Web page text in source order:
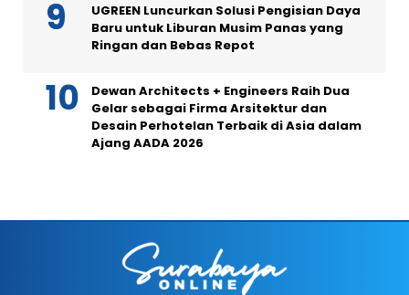
UGREEN Luncurkan Solusi Pengisian Daya
Baru untuk Liburan Musim Panas yang
Ringan dan Bebas Repot
Dewan Architects + Engineers Raih Dua
Gelar sebagai Firma Arsitektur dan
Desain Perhotelan Terbaik di Asia dalam
Ajang AADA 2026